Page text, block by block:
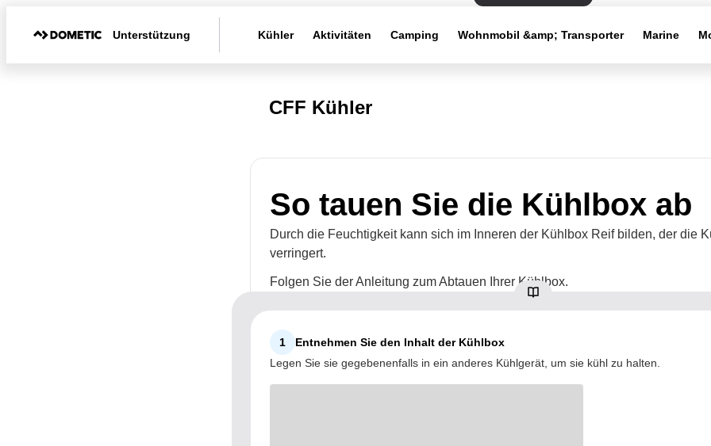
Unterstützung Kühler Aktivitäten Camping Wohnmobil &amp; Transporter Marine
CFF Kühler
So tauen Sie die Kühlbox ab
Durch die Feuchtigkeit kann sich im Inneren der Kühlbox Reif bilden, der die
verringert.
Folgen Sie der Anleitung zum Abtauen Ihrer Kühlbox.
1
Entnehmen Sie den Inhalt der Kühlbox
Legen Sie sie gegebenenfalls in ein anderes Kühlgerät, um sie kühl zu halten.